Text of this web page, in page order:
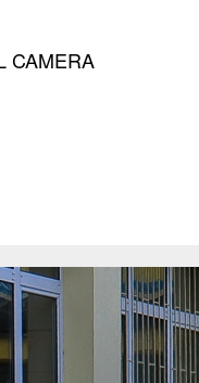
CAMERA